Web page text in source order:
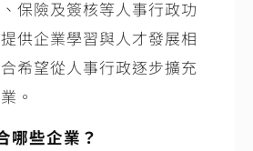
保險及簽核等人事行政功
供企業學習與人才發展相
希望從人事行政逐步擴充
。
哪些企業？